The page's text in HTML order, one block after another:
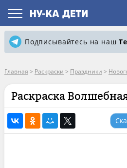
Подписывайтесь на наш
Главная > Раскраски > Праздники >
Раскраска